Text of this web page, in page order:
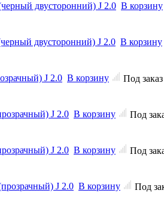
двусторонний) J 2.0 В корзину
двусторонний) J 2.0 В корзину
J 2.0 В корзину Под заказ
J 2.0 В корзину Под
J 2.0 В корзину Под
J 2.0 В корзину Под